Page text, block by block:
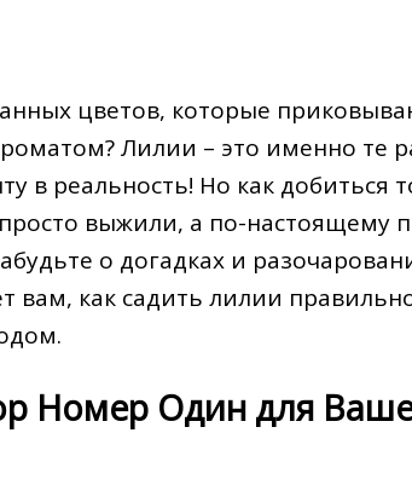
цветов, которые
Лилии – это именно те
в реальность! Но как добиться
выжили, а по-настоящему
о догадках и
вам, как садить лилии
Номер Один для